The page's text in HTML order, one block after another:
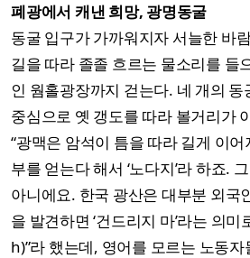
폐광에서 캐낸 희망, 광명동굴
동굴 입구가 가까워지자 서늘한 바
길을 따라 졸졸 흐르는 물소리를 들
인 웜홀광장까지 걷는다. 네 개의
중심으로 옛 갱도를 따라 볼거리가
“광맥은 암석이 틈을 따라 길게 이
부를 얻는다 해서 ‘노다지’라 하죠.
아니에요. 한국 광산은 대부분 외국
을 발견하면 ‘건드리지 마’라는 의
h)”라 했는데, 영어를 모르는 노동자